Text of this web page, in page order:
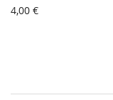
4,00 €